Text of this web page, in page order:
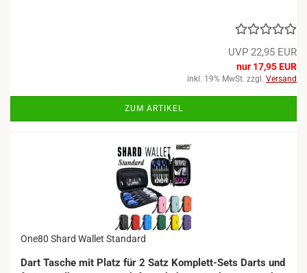
UVP 22,95 EUR
nur 17,95 EUR
inkl. 19% MwSt. zzgl. Versand
ZUM ARTIKEL
One80 Shard Wallet Standard
Dart Tasche mit Platz für 2 Satz Komplett-Sets Darts und